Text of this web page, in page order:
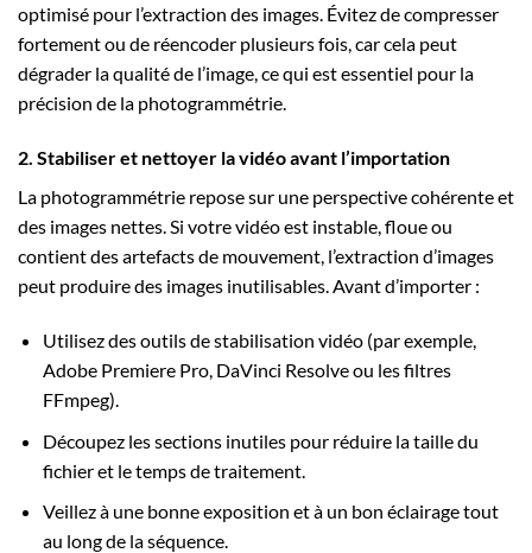
optimisé pour l’extraction des images. Évitez de compresser
fortement ou de réencoder plusieurs fois, car cela peut
dégrader la qualité de l’image, ce qui est essentiel pour la
précision de la photogrammétrie.
2. Stabiliser et nettoyer la vidéo avant l’importation
La photogrammétrie repose sur une perspective cohérente et
des images nettes. Si votre vidéo est instable, floue ou
contient des artefacts de mouvement, l’extraction d’images
peut produire des images inutilisables. Avant d’importer :
Utilisez des outils de stabilisation vidéo (par exemple,
Adobe Premiere Pro, DaVinci Resolve ou les filtres
FFmpeg).
Découpez les sections inutiles pour réduire la taille du
fichier et le temps de traitement.
Veillez à une bonne exposition et à un bon éclairage tout
au long de la séquence.